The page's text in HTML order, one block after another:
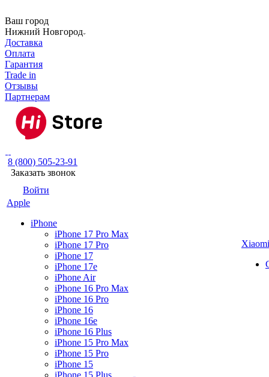
Ваш город
Нижний Новгород
Доставка
Оплата
Гарантия
Trade in
Отзывы
Партнерам
8 (800) 505-23-91
Заказать звонок
Войти
Apple
iPhone
iPhone 17 Pro Max
iPhone 17 Pro
iPhone 17
iPhone 17e
iPhone Air
iPhone 16 Pro Max
iPhone 16 Pro
iPhone 16
iPhone 16e
iPhone 16 Plus
iPhone 15 Pro Max
iPhone 15 Pro
iPhone 15
iPhone 15 Plus
Xiaomi